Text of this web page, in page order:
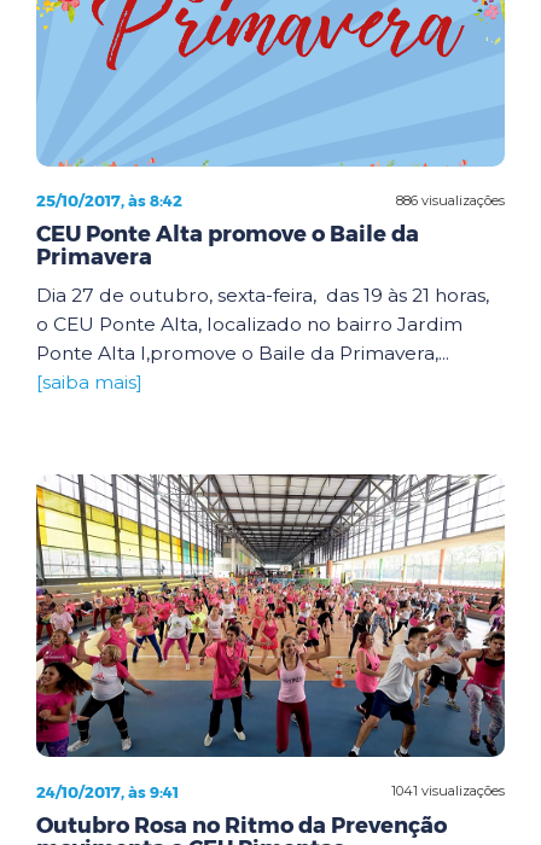
886 visualizações
25/10/2017, às 8:42
CEU Ponte Alta promove o Baile da
Primavera
Dia 27 de outubro, sexta-feira, das 19 às 21 horas,
o CEU Ponte Alta, localizado no bairro Jardim
Ponte Alta I,promove o Baile da Primavera,...
[saiba mais]
1041 visualizações
24/10/2017, às 9:41
Outubro Rosa no Ritmo da Prevenção